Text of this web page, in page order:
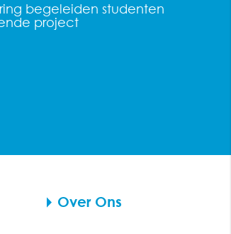
begeleiden studenten
project
Over Ons